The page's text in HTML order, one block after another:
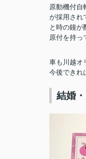
原動機付自
が採用され
と時の鐘が
原付を持っ
車も川越オ
今後できれ
結婚